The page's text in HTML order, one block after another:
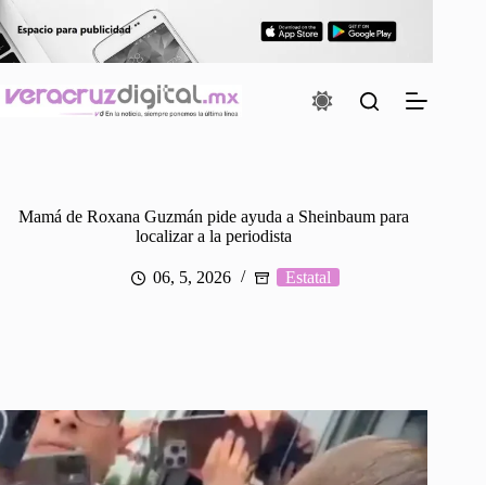
al
contenido
Mamá de Roxana Guzmán pide ayuda a Sheinbaum para
localizar a la periodista
06, 5, 2026 Estatal